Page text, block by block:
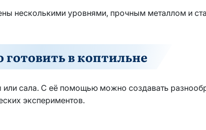
несколькими уровнями, прочным металлом и
в коптильне
или сала. С её помощью можно создавать
экспериментов.